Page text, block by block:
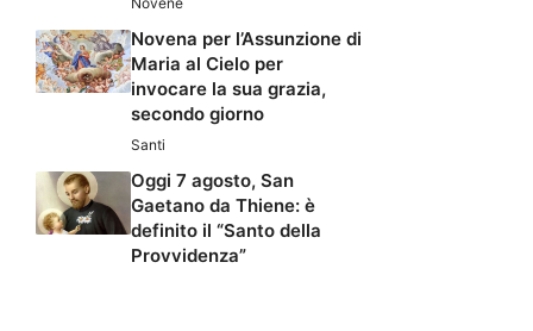
Novena per l’Assunzione di
Maria al Cielo per
invocare la sua grazia,
secondo giorno
Santi
Oggi 7 agosto, San
Gaetano da Thiene: è
definito il “Santo della
Provvidenza”